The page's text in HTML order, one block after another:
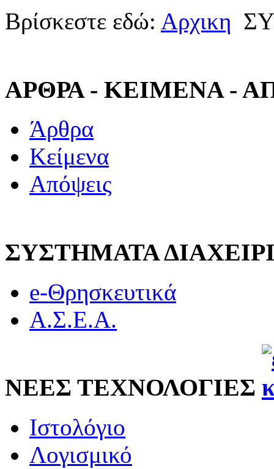
Βρίσκεστε εδώ: Αρχικη
ΑΡΘΡΑ - ΚΕΙΜΕΝΑ -
Άρθρα
Κείμενα
Απόψεις
ΣΥΣΤΗΜΑΤΑ
e-Θρησκευτικά
Α.Σ.Ε.Α.
ΝΕΕΣ ΤΕΧΝΟΛΟΓΙΕΣ
Ιστολόγιο
Λογισμικό